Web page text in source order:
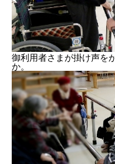
御利用者さまが掛け声を
か。